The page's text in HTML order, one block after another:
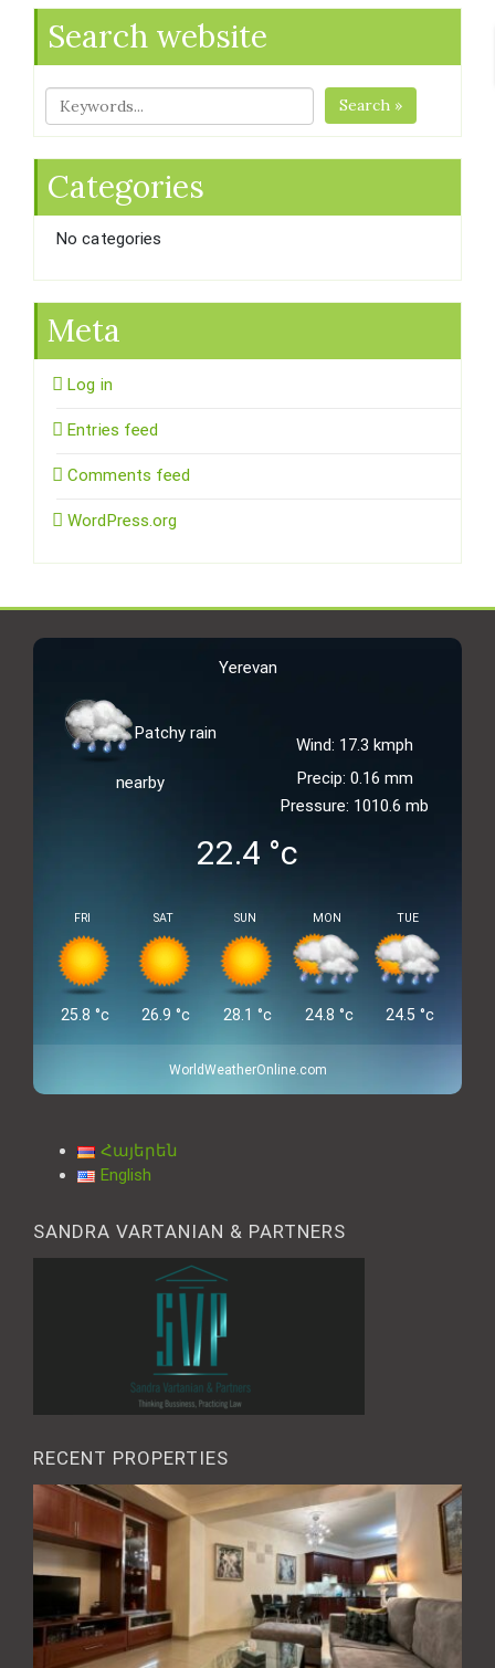
Search website
Search »
Categories
No categories
Meta
Log in
Entries feed
Comments feed
WordPress.org
Yerevan
Patchy rain
nearby
Wind: 17.3 kmph
Precip: 0.16 mm
Pressure: 1010.6 mb
22.4 °c
FRI
25.8 °c
SAT
26.9 °c
SUN
28.1 °c
MON
24.8 °c
TUE
24.5 °c
WorldWeatherOnline.com
Հայերեն
English
SANDRA VARTANIAN & PARTNERS
RECENT PROPERTIES